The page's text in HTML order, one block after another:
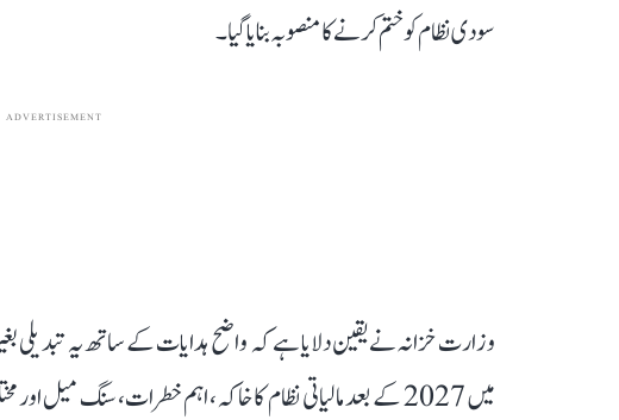
سودی نظام کو ختم کرنے کا منصوبہ بنایا گیا۔
ADVERTISEMENT
وزارت خزانہ نے یقین دلایا ہے کہ واضح ہدایات کے ساتھ یہ تبدیلی
میں 2027 کے بعد مالیاتی نظام کا خاکہ، اہم خطرات، سنگ